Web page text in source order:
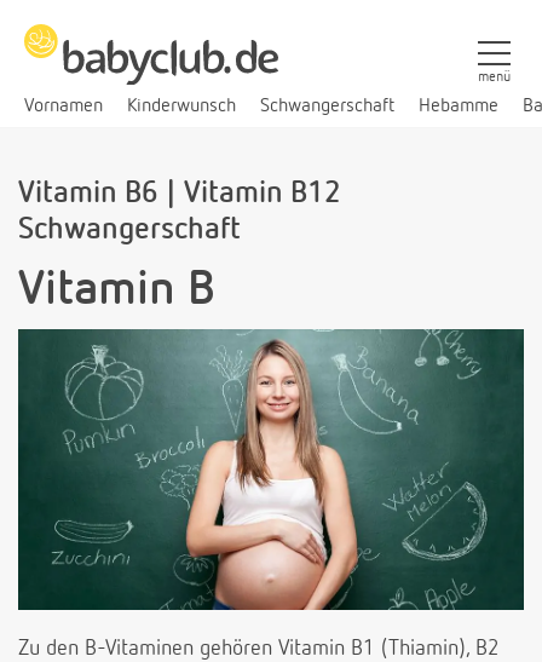
Vornamen Kinderwunsch Schwangerschaft Hebamme
menü
Vitamin B6 | Vitamin B12
Schwangerschaft
Vitamin B
Zu den B-Vitaminen gehören Vitamin B1 (Thiamin), B2